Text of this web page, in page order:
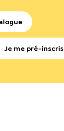
Je me pré-inscris